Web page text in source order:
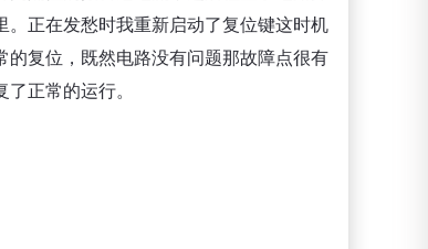
正在发愁时我重新启动了复位键这时机
复位，既然电路没有问题那故障点很有
正常的运行。